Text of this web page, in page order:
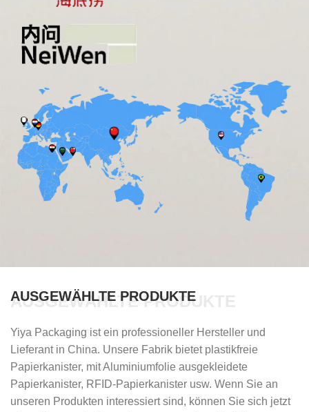
AUSGEWÄHLTE PRODUKTE
AUSGEWÄHLTE PRODUKTE
Yiya Packaging ist ein professioneller Hersteller und
Lieferant in China. Unsere Fabrik bietet plastikfreie
Papierkanister, mit Aluminiumfolie ausgekleidete
Papierkanister, RFID-Papierkanister usw. Wenn Sie an
unseren Produkten interessiert sind, können Sie sich jetzt